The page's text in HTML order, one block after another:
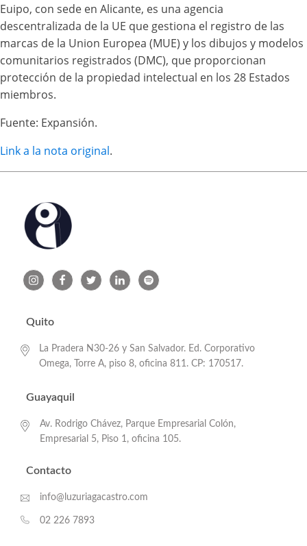
Euipo, con sede en Alicante, es una agencia
descentralizada de la UE que gestiona el registro de las
marcas de la Union Europea (MUE) y los dibujos y modelos
comunitarios registrados (DMC), que proporcionan
protección de la propiedad intelectual en los 28 Estados
miembros.
Fuente: Expansión.
Link a la nota original.
Quito
La Pradera N30-26 y San Salvador. Ed. Corporativo
Omega, Torre A, piso 8, oficina 811. CP: 170517.
Guayaquil
Av. Rodrigo Chávez, Parque Empresarial Colón,
Empresarial 5, Piso 1, oficina 105.
Contacto
info@luzuriagacastro.com
02 226 7893